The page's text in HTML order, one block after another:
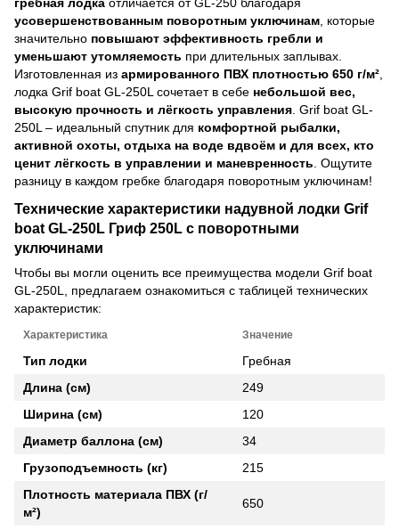
усовершенствованным поворотным уключинам , которые
значительно повышают эффективность гребли и
уменьшают утомляемость при длительных заплывах.
Изготовленная из армированного ПВХ плотностью 650 г/м²
лодка Grif boat GL-250L сочетает в себе небольшой вес,
высокую прочность и лёгкость управления . Grif boat GL-
250L – идеальный спутник для комфортной рыбалки,
активной охоты, отдыха на воде вдвоём и для всех, кто
ценит лёгкость в управлении и маневренность . Ощутите
разницу в каждом гребке благодаря поворотным уключинам!
Технические характеристики надувной лодки Grif
boat GL-250L Гриф 250L с поворотными
уключинами
Чтобы вы могли оценить все преимущества модели Grif boat
GL-250L, предлагаем ознакомиться с таблицей технических
характеристик:
Характеристика Значение
Тип лодки
Гребная
Длина (см)
249
Ширина (см)
120
Диаметр баллона (см)
34
Грузоподъемность (кг)
215
Плотность материала ПВХ (г/
м²)
650